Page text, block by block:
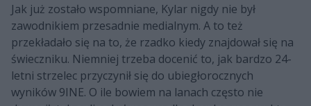
Jak już zostało wspomniane, Kylar nigdy nie był
zawodnikiem przesadnie medialnym. A to też
przekładało się na to, że rzadko kiedy znajdował się na
świeczniku. Niemniej trzeba docenić to, jak bardzo 24-
letni strzelec przyczynił się do ubiegłorocznych
wyników 9INE. O ile bowiem na lanach często nie